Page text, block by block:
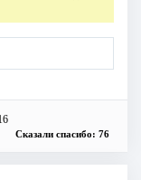
Сказали спасибо: 76